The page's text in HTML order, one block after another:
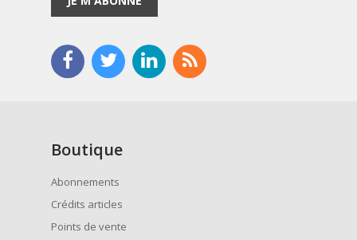
Boutique
Abonnements
Crédits articles
Points de vente